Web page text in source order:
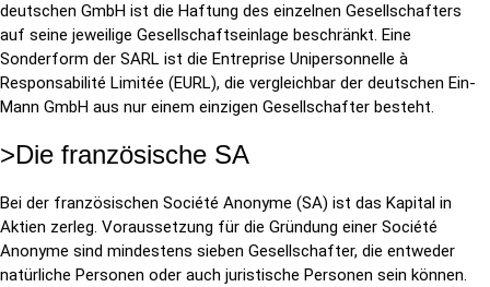
deutschen GmbH ist die Haftung des einzelnen Gesellschafters
auf seine jeweilige Gesellschaftseinlage beschränkt. Eine
Sonderform der SARL ist die Entreprise Unipersonnelle à
Responsabilité Limitée (EURL), die vergleichbar der deutschen Ein-
Mann GmbH aus nur einem einzigen Gesellschafter besteht.
>Die französische SA
Bei der französischen Société Anonyme (SA) ist das Kapital in
Aktien zerleg. Voraussetzung für die Gründung einer Société
Anonyme sind mindestens sieben Gesellschafter, die entweder
natürliche Personen oder auch juristische Personen sein können.